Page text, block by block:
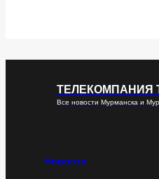
ТЕЛЕКОМПАНИЯ
Все новости Мурманска и
Новости